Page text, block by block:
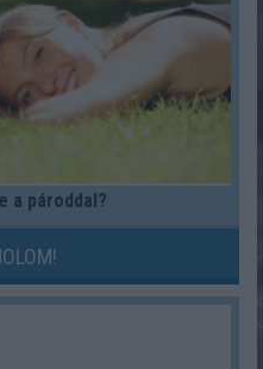
a pároddal?